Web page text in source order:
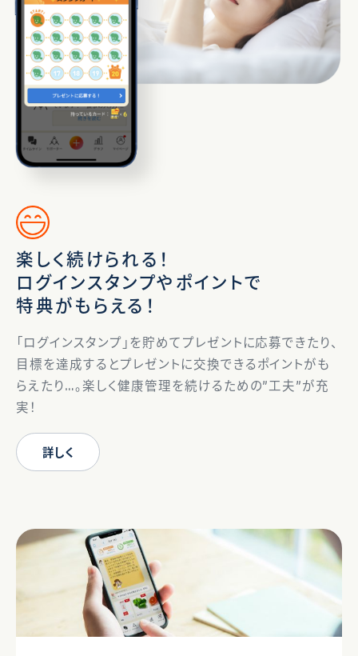
楽しく続けられる！
ログインスタンプやポイントで
特典がもらえる！
「ログインスタンプ」を貯めてプレゼントに応募できたり、
目標を達成するとプレゼントに交換できるポイントがも
らえたり…。楽しく健康管理を続けるための”工夫”が充
実！
詳しく